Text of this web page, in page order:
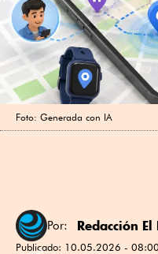
Foto: Generada con IA
Por: Redacción
Publicado: 10.05.2026 - 08:00